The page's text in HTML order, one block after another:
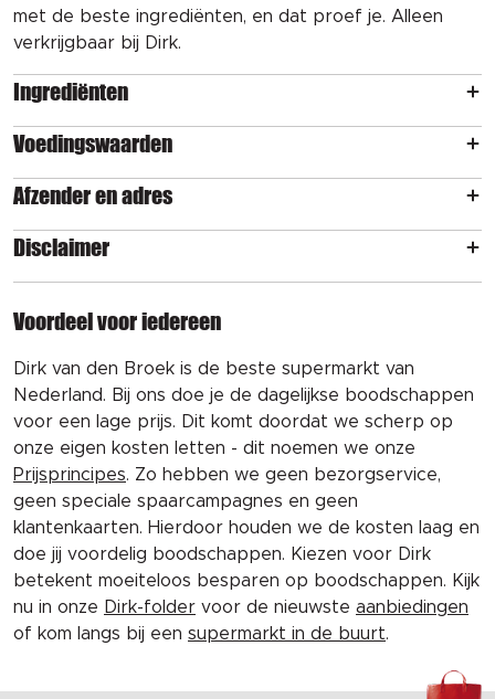
met de beste ingrediënten, en dat proef je. Alleen
verkrijgbaar bij Dirk.
Ingrediënten
Voedingswaarden
Afzender en adres
Disclaimer
Voordeel voor iedereen
Dirk van den Broek is de beste supermarkt van
Nederland. Bij ons doe je de dagelijkse boodschappen
voor een lage prijs. Dit komt doordat we scherp op
onze eigen kosten letten - dit noemen we onze
Prijsprincipes. Zo hebben we geen bezorgservice,
geen speciale spaarcampagnes en geen
klantenkaarten. Hierdoor houden we de kosten laag en
doe jij voordelig boodschappen. Kiezen voor Dirk
betekent moeiteloos besparen op boodschappen. Kijk
nu in onze Dirk-folder voor de nieuwste aanbiedingen
of kom langs bij een supermarkt in de buurt.